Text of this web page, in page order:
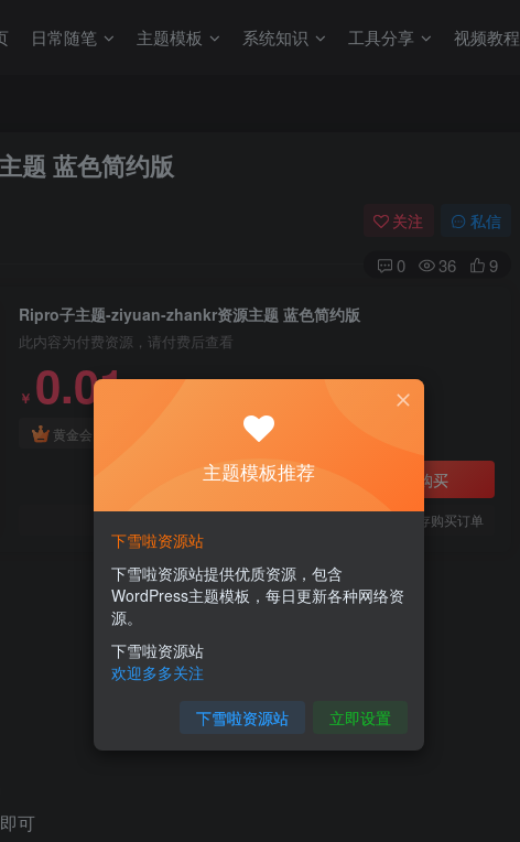
日常随笔 主题模板 系统知识 工具分享 视频教程
题 蓝色简约版
关注 私信
0 36 9
Ripro子主题-ziyuan-zhankr资源主题 蓝色简约版
此内容为付费资源，请付费后查看
￥ 0.01
黄金会员 免费
立即购买
您当前未登录！建议登陆后购买，可保存购买订单
可
主题模板推荐
下雪啦资源站
下雪啦资源站提供优质资源，包含
WordPress主题模板，每日更新各种网络资
源。
下雪啦资源站
欢迎多多关注
下雪啦资源站 立即设置